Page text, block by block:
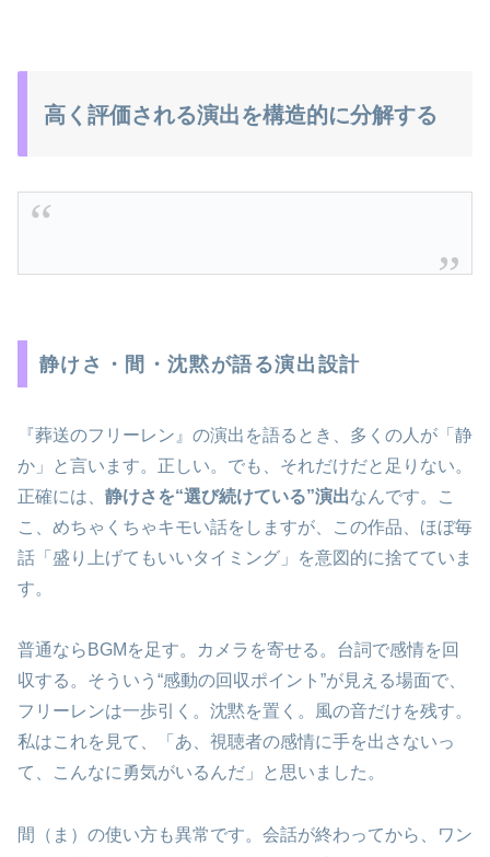
高く評価される演出を構造的に分解する
静けさ・間・沈黙が語る演出設計
『葬送のフリーレン』の演出を語るとき、多くの人が「静
か」と言います。正しい。でも、それだけだと足りない。
正確には、 静けさを“選び続けている”演出なんです。こ
こ、めちゃくちゃキモい話をしますが、この作品、ほぼ毎
話「盛り上げてもいいタイミング」を意図的に捨てていま
す。
普通ならBGMを足す。カメラを寄せる。台詞で感情を回
収する。そういう“感動の回収ポイント”が見える場面で、
フリーレンは一歩引く。沈黙を置く。風の音だけを残す。
私はこれを見て、「あ、視聴者の感情に手を出さないっ
て、こんなに勇気がいるんだ」と思いました。
間（ま）の使い方も異常です。会話が終わってから、ワン